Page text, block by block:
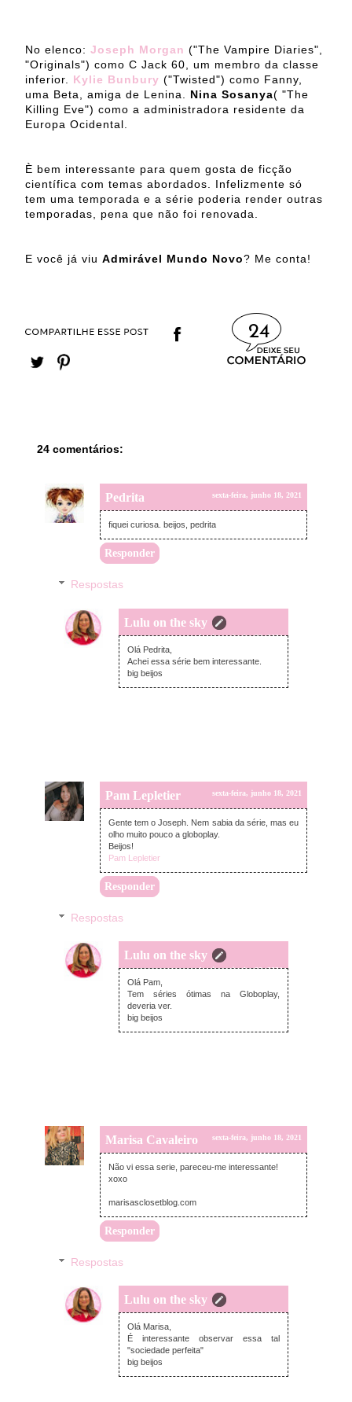
No elenco: Joseph Morgan ("The Vampire Diaries",
"Originals") como C Jack 60, um membro da classe
inferior. Kylie Bunbury ("Twisted") como Fanny,
uma Beta, amiga de Lenina. Nina Sosanya( "The
Killing Eve") como a administradora residente da
Europa Ocidental.
È bem interessante para quem gosta de ficção
científica com temas abordados. Infelizmente só
tem uma temporada e a série poderia render outras
temporadas, pena que não foi renovada.
E você já viu Admirável Mundo Novo? Me conta!
24
24 comentários:
Pedrita sexta-feira, junho 18, 2021
fiquei curiosa. beijos, pedrita
Responder
Respostas
Lulu on the sky
domingo, junho 20, 2021
Olá Pedrita,
Achei essa série bem interessante.
big beijos
Pam Lepletier sexta-feira, junho 18, 2021
Gente tem o Joseph. Nem sabia da série, mas eu
olho muito pouco a globoplay.
Beijos!
Pam Lepletier
Responder
Respostas
Lulu on the sky
domingo, junho 20, 2021
Olá Pam,
Tem séries ótimas na Globoplay,
deveria ver.
big beijos
Marisa Cavaleiro sexta-feira, junho 18, 2021
Não vi essa serie, pareceu-me interessante!
xoxo
marisasclosetblog.com
Responder
Respostas
Lulu on the sky
domingo, junho 20, 2021
Olá Marisa,
É interessante observar essa tal
"sociedade perfeita"
big beijos